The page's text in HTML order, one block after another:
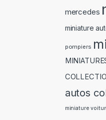
mercedes
miniature
pompiers
autos
miniature